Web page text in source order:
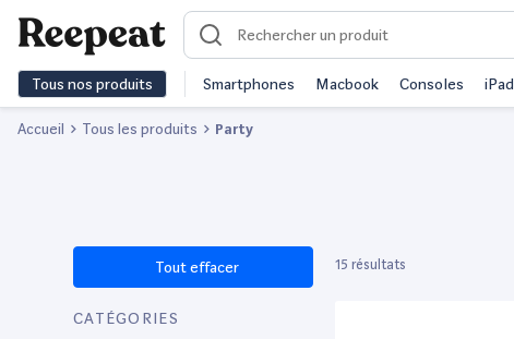
Tous nos produits Smartphones Macbook Consoles iPad
Accueil Tous les produits Party
Tout effacer
CATÉGORIES
15 résultats